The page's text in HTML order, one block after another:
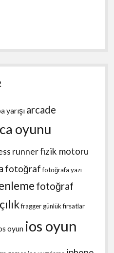
yarışı arcade
oyunu
runnerfizik motoru
fotoğraf fotoğrafa yazı
fotoğraf
fraggergünlük fırsatlar
oyun ios oyun